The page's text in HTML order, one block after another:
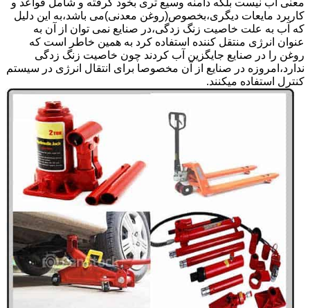
کاربرد مایعات دیگری،بخصوص(روغن معدنی)می باشد،به این دلیل
که آب به علت خاصیت زنگ زدگی،در صنایع نمی توان از آن به
عنوان انرژی منتقل کننده استفاده کرد به همین خاطر است که
روغن را در صنایع جایگزین آب کردند چون خاصیت زنگ زدگی
ندارد،امروزه در صنایع از آن مخصوصا برای انتقال انرژی در سیستم
کنترل استفاده میکنند.